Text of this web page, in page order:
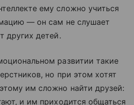
ему сложно учиться
— он сам не слушает
других детей.
развитии такие
но при этом хотят
им сложно найти друзей:
и им приходится общаться